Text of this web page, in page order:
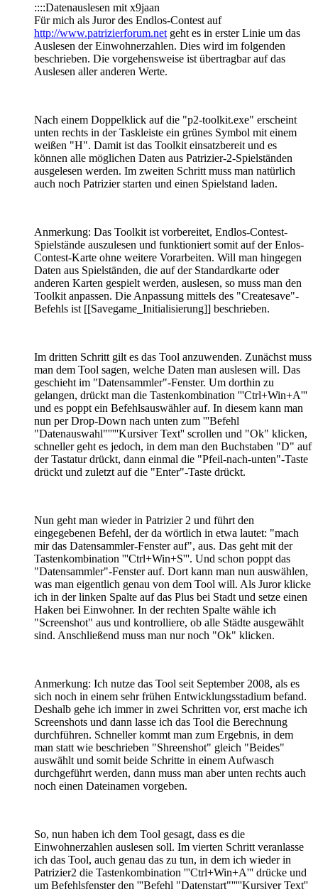
::::Datenauslesen mit x9jaan
Für mich als Juror des Endlos-Contest auf
http://www.patrizierforum.net geht es in erster Linie um das
Auslesen der Einwohnerzahlen. Dies wird im folgenden
beschrieben. Die vorgehensweise ist übertragbar auf das
Auslesen aller anderen Werte.
Nach einem Doppelklick auf die "p2-toolkit.exe" erscheint
unten rechts in der Taskleiste ein grünes Symbol mit einem
weißen "H". Damit ist das Toolkit einsatzbereit und es
können alle möglichen Daten aus Patrizier-2-Spielständen
ausgelesen werden. Im zweiten Schritt muss man natürlich
auch noch Patrizier starten und einen Spielstand laden.
Anmerkung: Das Toolkit ist vorbereitet, Endlos-Contest-
Spielstände auszulesen und funktioniert somit auf der Enlos-
Contest-Karte ohne weitere Vorarbeiten. Will man hingegen
Daten aus Spielständen, die auf der Standardkarte oder
anderen Karten gespielt werden, auslesen, so muss man den
Toolkit anpassen. Die Anpassung mittels des "Createsave"-
Befehls ist [[Savegame_Initialisierung]] beschrieben.
Im dritten Schritt gilt es das Tool anzuwenden. Zunächst muss
man dem Tool sagen, welche Daten man auslesen will. Das
geschieht im "Datensammler"-Fenster. Um dorthin zu
gelangen, drückt man die Tastenkombination '''Ctrl+Win+A'''
und es poppt ein Befehlsauswähler auf. In diesem kann man
nun per Drop-Down nach unten zum '''Befehl
"Datenauswahl"'''''Kursiver Text'' scrollen und "Ok" klicken,
schneller geht es jedoch, in dem man den Buchstaben "D" auf
der Tastatur drückt, dann einmal die "Pfeil-nach-unten"-Taste
drückt und zuletzt auf die "Enter"-Taste drückt.
Nun geht man wieder in Patrizier 2 und führt den
eingegebenen Befehl, der da wörtlich in etwa lautet: "mach
mir das Datensammler-Fenster auf", aus. Das geht mit der
Tastenkombination '''Ctrl+Win+S'''. Und schon poppt das
"Datensammler"-Fenster auf. Dort kann man nun auswählen,
was man eigentlich genau von dem Tool will. Als Juror klicke
ich in der linken Spalte auf das Plus bei Stadt und setze einen
Haken bei Einwohner. In der rechten Spalte wähle ich
"Screenshot" aus und kontrolliere, ob alle Städte ausgewählt
sind. Anschließend muss man nur noch "Ok" klicken.
Anmerkung: Ich nutze das Tool seit September 2008, als es
sich noch in einem sehr frühen Entwicklungsstadium befand.
Deshalb gehe ich immer in zwei Schritten vor, erst mache ich
Screenshots und dann lasse ich das Tool die Berechnung
durchführen. Schneller kommt man zum Ergebnis, in dem
man statt wie beschrieben "Shreenshot" gleich "Beides"
auswählt und somit beide Schritte in einem Aufwasch
durchgeführt werden, dann muss man aber unten rechts auch
noch einen Dateinamen vorgeben.
So, nun haben ich dem Tool gesagt, dass es die
Einwohnerzahlen auslesen soll. Im vierten Schritt veranlasse
ich das Tool, auch genau das zu tun, in dem ich wieder in
Patrizier2 die Tastenkombination '''Ctrl+Win+A''' drücke und
um Befehlsfenster den '''Befehl "Datenstart"'''''Kursiver Text''